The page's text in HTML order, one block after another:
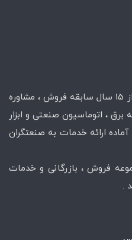
شرکت آریا الکتریک مهر با بیش از 15 سال سابقه فروش ، مشاوره
، اتوماسیون صنعتی و ابزار
ارائه خدمات به صنعتگران
فروش ، بازرگانی و خدمات